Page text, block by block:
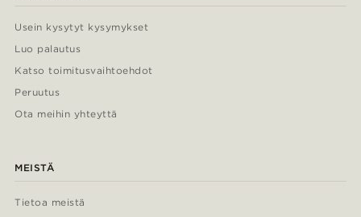
Usein kysytyt kysymykset
Luo palautus
Katso toimitusvaihtoehdot
Peruutus
Ota meihin yhteyttä
MEISTÄ
Tietoa meistä